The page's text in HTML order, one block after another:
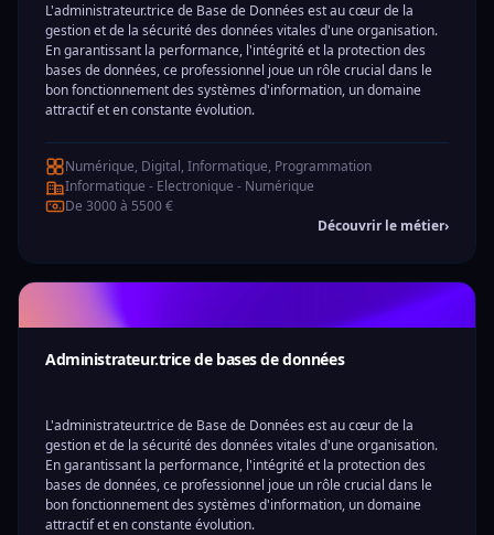
L'administrateur.trice de Base de Données est au cœur de la
gestion et de la sécurité des données vitales d'une organisation.
En garantissant la performance, l'intégrité et la protection des
bases de données, ce professionnel joue un rôle crucial dans le
bon fonctionnement des systèmes d'information, un domaine
attractif et en constante évolution.
Numérique, Digital, Informatique, Programmation
Informatique - Electronique - Numérique
De 3000 à 5500 €
Découvrir le métier›
Administrateur.trice de bases de données
L'administrateur.trice de Base de Données est au cœur de la
gestion et de la sécurité des données vitales d'une organisation.
En garantissant la performance, l'intégrité et la protection des
bases de données, ce professionnel joue un rôle crucial dans le
bon fonctionnement des systèmes d'information, un domaine
attractif et en constante évolution.